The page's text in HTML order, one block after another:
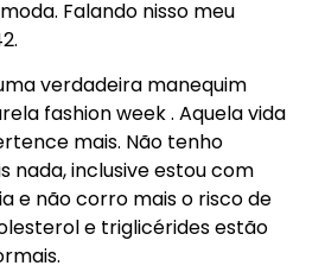
Falando nisso meu
verdadeira manequim
fashion week . Aquela vida
mais. Não tenho
nada, inclusive estou com
e não corro mais o risco de
e triglicérides estão